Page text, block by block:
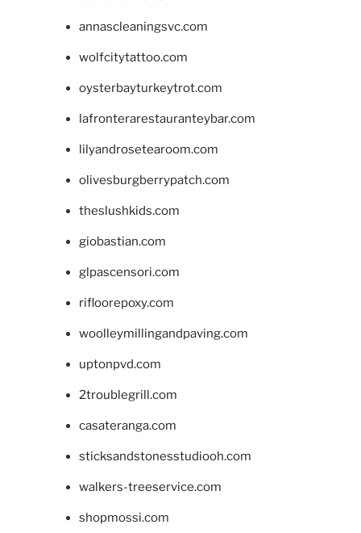
annascleaningsvc.com
wolfcitytattoo.com
oysterbayturkeytrot.com
lafronterarestauranteybar.com
lilyandrosetearoom.com
olivesburgberrypatch.com
theslushkids.com
giobastian.com
glpascensori.com
rifloorepoxy.com
woolleymillingandpaving.com
uptonpvd.com
2troublegrill.com
casateranga.com
sticksandstonesstudiooh.com
walkers-treeservice.com
shopmossi.com